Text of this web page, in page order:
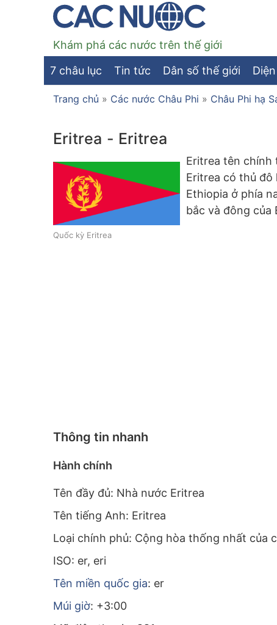
Khám phá các nước trên thế giới
7 châu lục Tin tức Dân số thế giới
Trang chủ » Các nước Châu Phi » Châu Phi hạ
Eritrea - Eritrea
Quốc kỳ Eritrea
Eritrea tên chính
Eritrea có thủ đô
Ethiopia ở phía
bắc và đông
Thông tin nhanh
Hành chính
Tên đầy đủ: Nhà nước Eritrea
Tên tiếng Anh: Eritrea
Loại chính phủ: Cộng hòa thống nhất của
ISO: er, eri
Tên miền quốc gia: er
Múi giờ: +3:00